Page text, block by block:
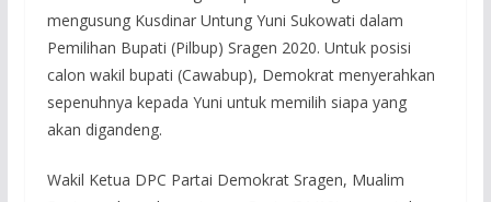
mengusung Kusdinar Untung Yuni Sukowati dalam
Pemilihan Bupati (Pilbup) Sragen 2020. Untuk posisi
calon wakil bupati (Cawabup), Demokrat menyerahkan
sepenuhnya kepada Yuni untuk memilih siapa yang
akan digandeng.
Wakil Ketua DPC Partai Demokrat Sragen, Mualim